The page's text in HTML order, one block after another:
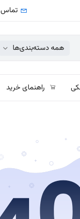
تماس
همه دسته‌بندی‌ها
راهنمای خرید